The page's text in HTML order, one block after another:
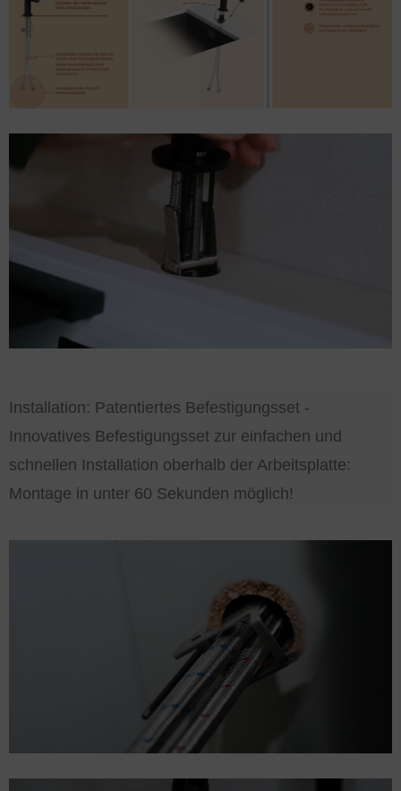
Installation: Patentiertes Befestigungsset -
Innovatives Befestigungsset zur einfachen und
schnellen Installation oberhalb der Arbeitsplatte:
Montage in unter 60 Sekunden möglich!